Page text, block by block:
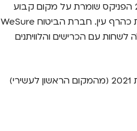
התחרות בענף ביטוח הרכב מעולם לא הייתה צמודה יותר. מאז 2019 הפניקס שומרת על מקום קבוע
בחמישייה הפותחת, כשהחברות והסוכנויות המתברגות לצידה משתנות כהרף עין. חברת הביטוח WeSure
בשנת 2018 ועד מהרה החלה לשחות עם הכרישים והלוויתנים
10 החברות המובילות במדד השירות בתחום ביטוח רכב רכוש לשנת 2021 (מהמקום הראשון לעשירי)